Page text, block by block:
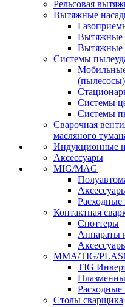
Рельсовая
Вытяжные
Вытяжные
Вытяжные
Системы
(пылесосы)
Системы
Системы
Сварочная
масляного
Индукционные
Аксессуары
MIG/MAG
Контактная
Споттеры
Аппараты
MMA/TIG/
TIG
Расходные
Столы сварщика